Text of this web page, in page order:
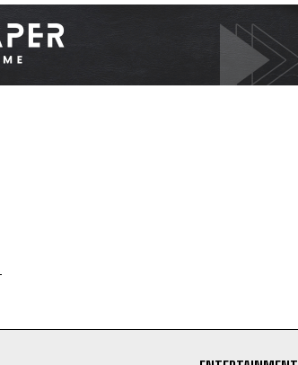
I've read and accept the Privacy Policy.